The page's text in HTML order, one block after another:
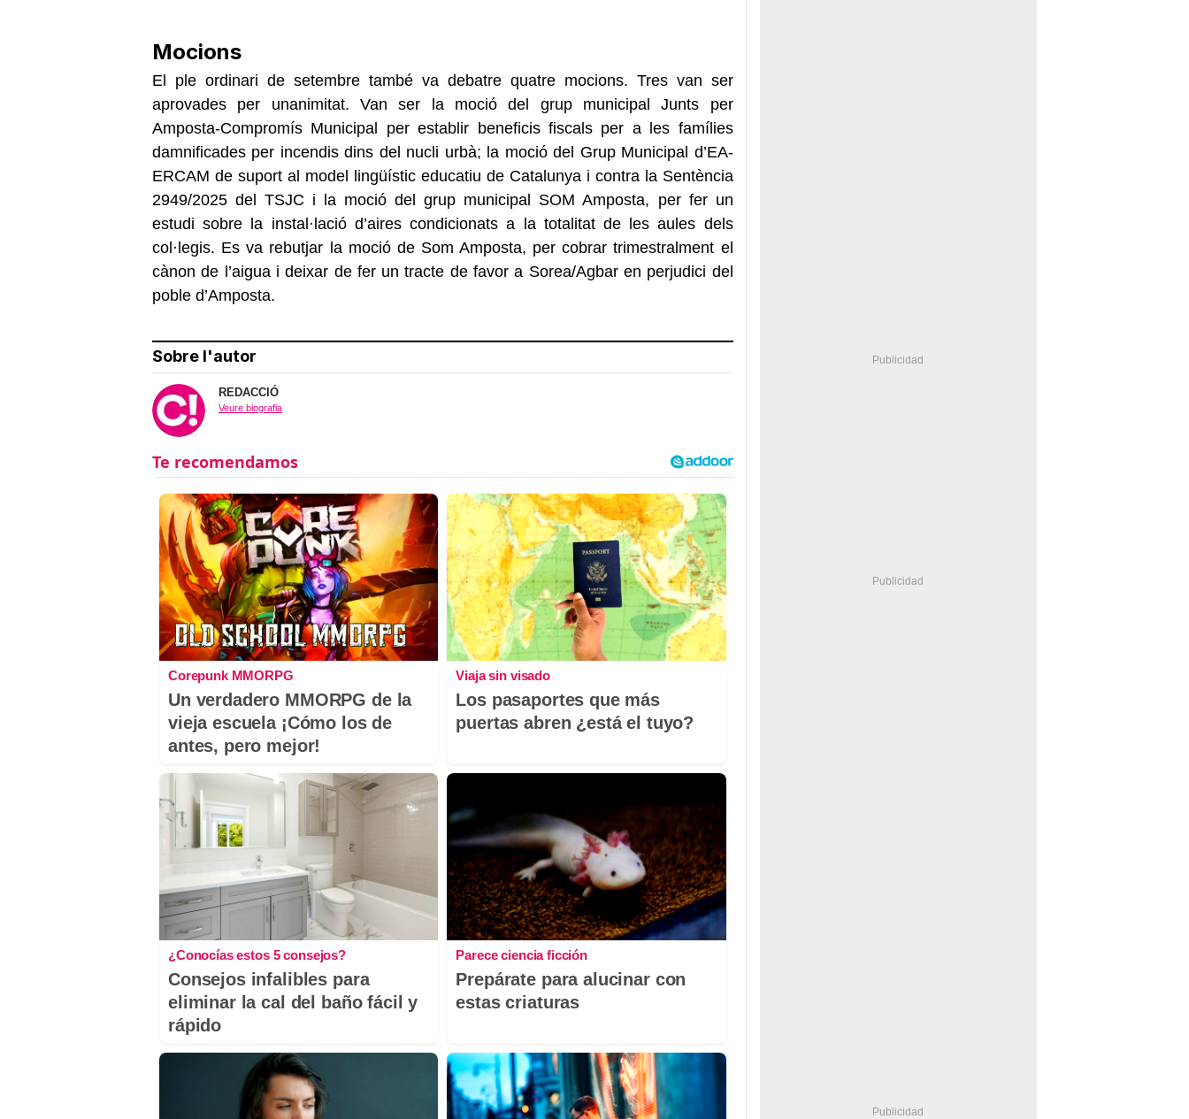
Mocions
El ple ordinari de setembre també va debatre quatre mocions. Tres van ser
aprovades per unanimitat. Van ser la moció del grup municipal Junts per
Amposta-Compromís Municipal per establir beneficis fiscals per a les famílies
damnificades per incendis dins del nucli urbà; la moció del Grup Municipal d’EA-
ERCAM de suport al model lingüístic educatiu de Catalunya i contra la Sentència
2949/2025 del TSJC i la moció del grup municipal SOM Amposta, per fer un
estudi sobre la instal·lació d’aires condicionats a la totalitat de les aules dels
col·legis. Es va rebutjar la moció de Som Amposta, per cobrar trimestralment el
cànon de l’aigua i deixar de fer un tracte de favor a Sorea/Agbar en perjudici del
poble d’Amposta.
Sobre l'autor
REDACCIÓ
Veure biografia
Corepunk MMORPG
Un verdadero MMORPG de la
vieja escuela ¡Cómo los de
antes, pero mejor!
Viaja sin visado
Los pasaportes que más
puertas abren ¿está el tuyo?
¿Conocías estos 5 consejos?
Consejos infalibles para
eliminar la cal del baño fácil y
rápido
Parece ciencia ficción
Prepárate para alucinar con
estas criaturas